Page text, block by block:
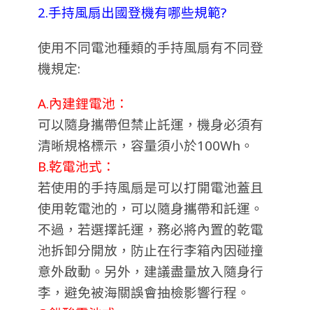
2.手持風扇出國登機有哪些規範?
使用不同電池種類的手持風扇有不同登
機規定:
A.內建鋰電池：
可以隨身攜帶但禁止託運，機身必須有
清晰規格標示，容量須小於100Wh。
B.乾電池式：
若使用的手持風扇是可以打開電池蓋且
使用乾電池的，可以隨身攜帶和託運。
不過，若選擇託運，務必將內置的乾電
池拆卸分開放，防止在行李箱內因碰撞
意外啟動。另外，建議盡量放入隨身行
李，避免被海關誤會抽檢影響行程。